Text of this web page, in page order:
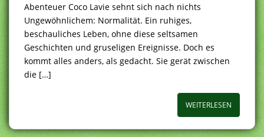
Abenteuer Coco Lavie sehnt sich nach nichts
Ungewöhnlichem: Normalität. Ein ruhiges,
beschauliches Leben, ohne diese seltsamen
Geschichten und gruseligen Ereignisse. Doch es
kommt alles anders, als gedacht. Sie gerät zwischen
die […]
WEITERLESEN